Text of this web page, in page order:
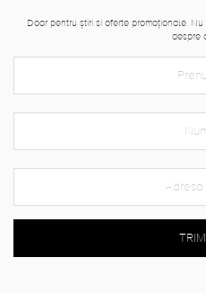
Doar pentru știri si oferte promoționale.
despre